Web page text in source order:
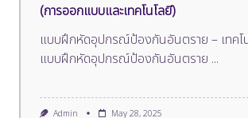
(การออกแบบและเทคโนโลยี)
แบบฝึกหัดอุปกรณ์ป้องกันอันตราย – เทค
แบบฝึกหัดอุปกรณ์ป้องกันอันตราย ...
Admin May 28, 2025